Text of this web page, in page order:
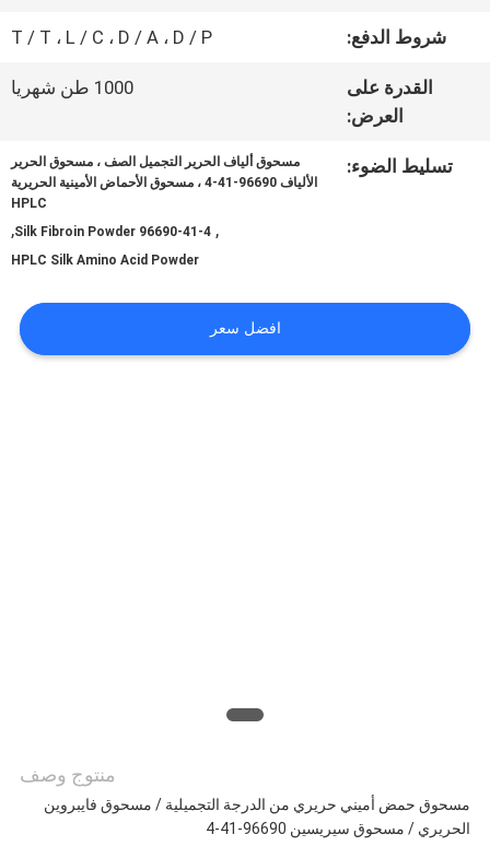
المعمل
الجودة
اطلب
شروط الدفع: T / T ، L / C ، D / A ، D / P
القدرة على
العرض:
1000 طن شهريا
تسليط الضوء:
مسحوق ألياف الحرير التجميل الصف ، مسحوق الحرير
الألياف 96690-41-4 ، مسحوق الأحماض الأمينية الحريرية
HPLC
,
Silk Fibroin Powder 96690-41-4
,
HPLC Silk Amino Acid Powder
افضل سعر
منتوج وصف
مسحوق حمض أميني حريري من الدرجة التجميلية / مسحوق فايبروين
الحريري / مسحوق سيريسين 96690-41-4